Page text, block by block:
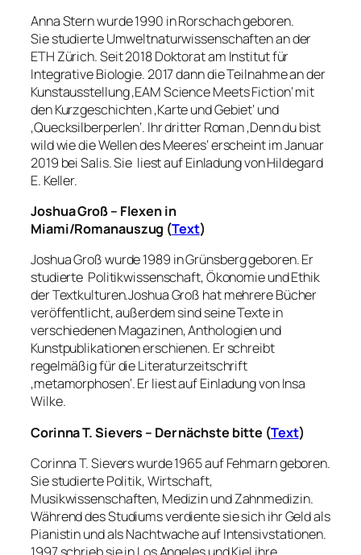
Anna Stern wurde 1990 in Rorschach geboren.
Sie studierte Umweltnaturwissenschaften an der
ETH Zürich. Seit 2018 Doktorat am Institut für
Integrative Biologie. 2017 dann die Teilnahme an der
Kunstausstellung ‚EAM Science Meets Fiction‘ mit
den Kurzgeschichten ‚Karte und Gebiet‘ und
‚Quecksilberperlen‘. Ihr dritter Roman ‚Denn du bist
wild wie die Wellen des Meeres‘ erscheint im Januar
2019 bei Salis. Sie liest auf Einladung von Hildegard
E. Keller.
Joshua Groß – Flexen in
Miami/Romanauszug (Text)
Joshua Groß wurde 1989 in Grünsberg geboren. Er
studierte Politikwissenschaft, Ökonomie und Ethik
der Textkulturen.Joshua Groß hat mehrere Bücher
veröffentlicht, außerdem sind seine Texte in
verschiedenen Magazinen, Anthologien und
Kunstpublikationen erschienen. Er schreibt
regelmäßig für die Literaturzeitschrift
‚metamorphosen‘. Er liest auf Einladung von Insa
Wilke.
Corinna T. Sievers – Der nächste bitte (Text)
Corinna T. Sievers wurde 1965 auf Fehmarn geboren.
Sie studierte Politik, Wirtschaft,
Musikwissenschaften, Medizin und Zahnmedizin.
Während des Studiums verdiente sie sich ihr Geld als
Pianistin und als Nachtwache auf Intensivstationen.